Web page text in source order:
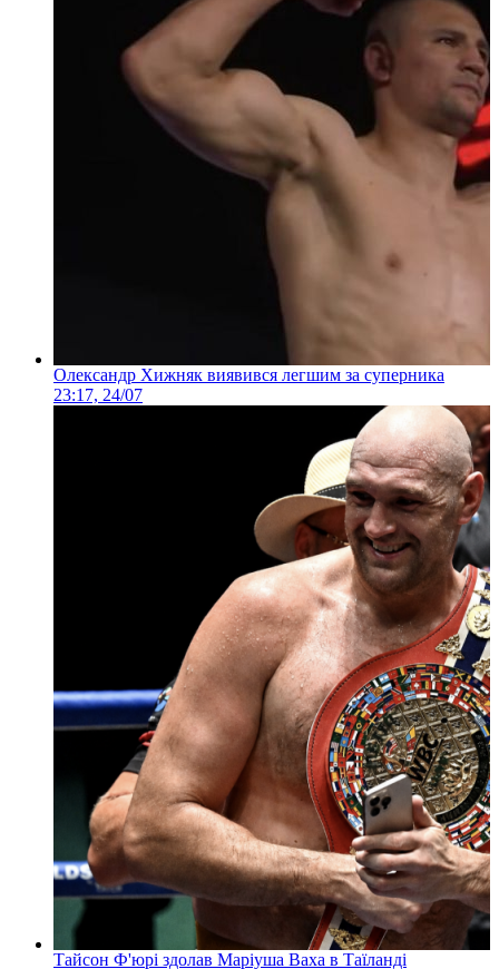
Олександр Хижняк виявився легшим за суперника
23:17, 24/07
Тайсон Ф'юрі здолав Маріуша Ваха в Таїланді